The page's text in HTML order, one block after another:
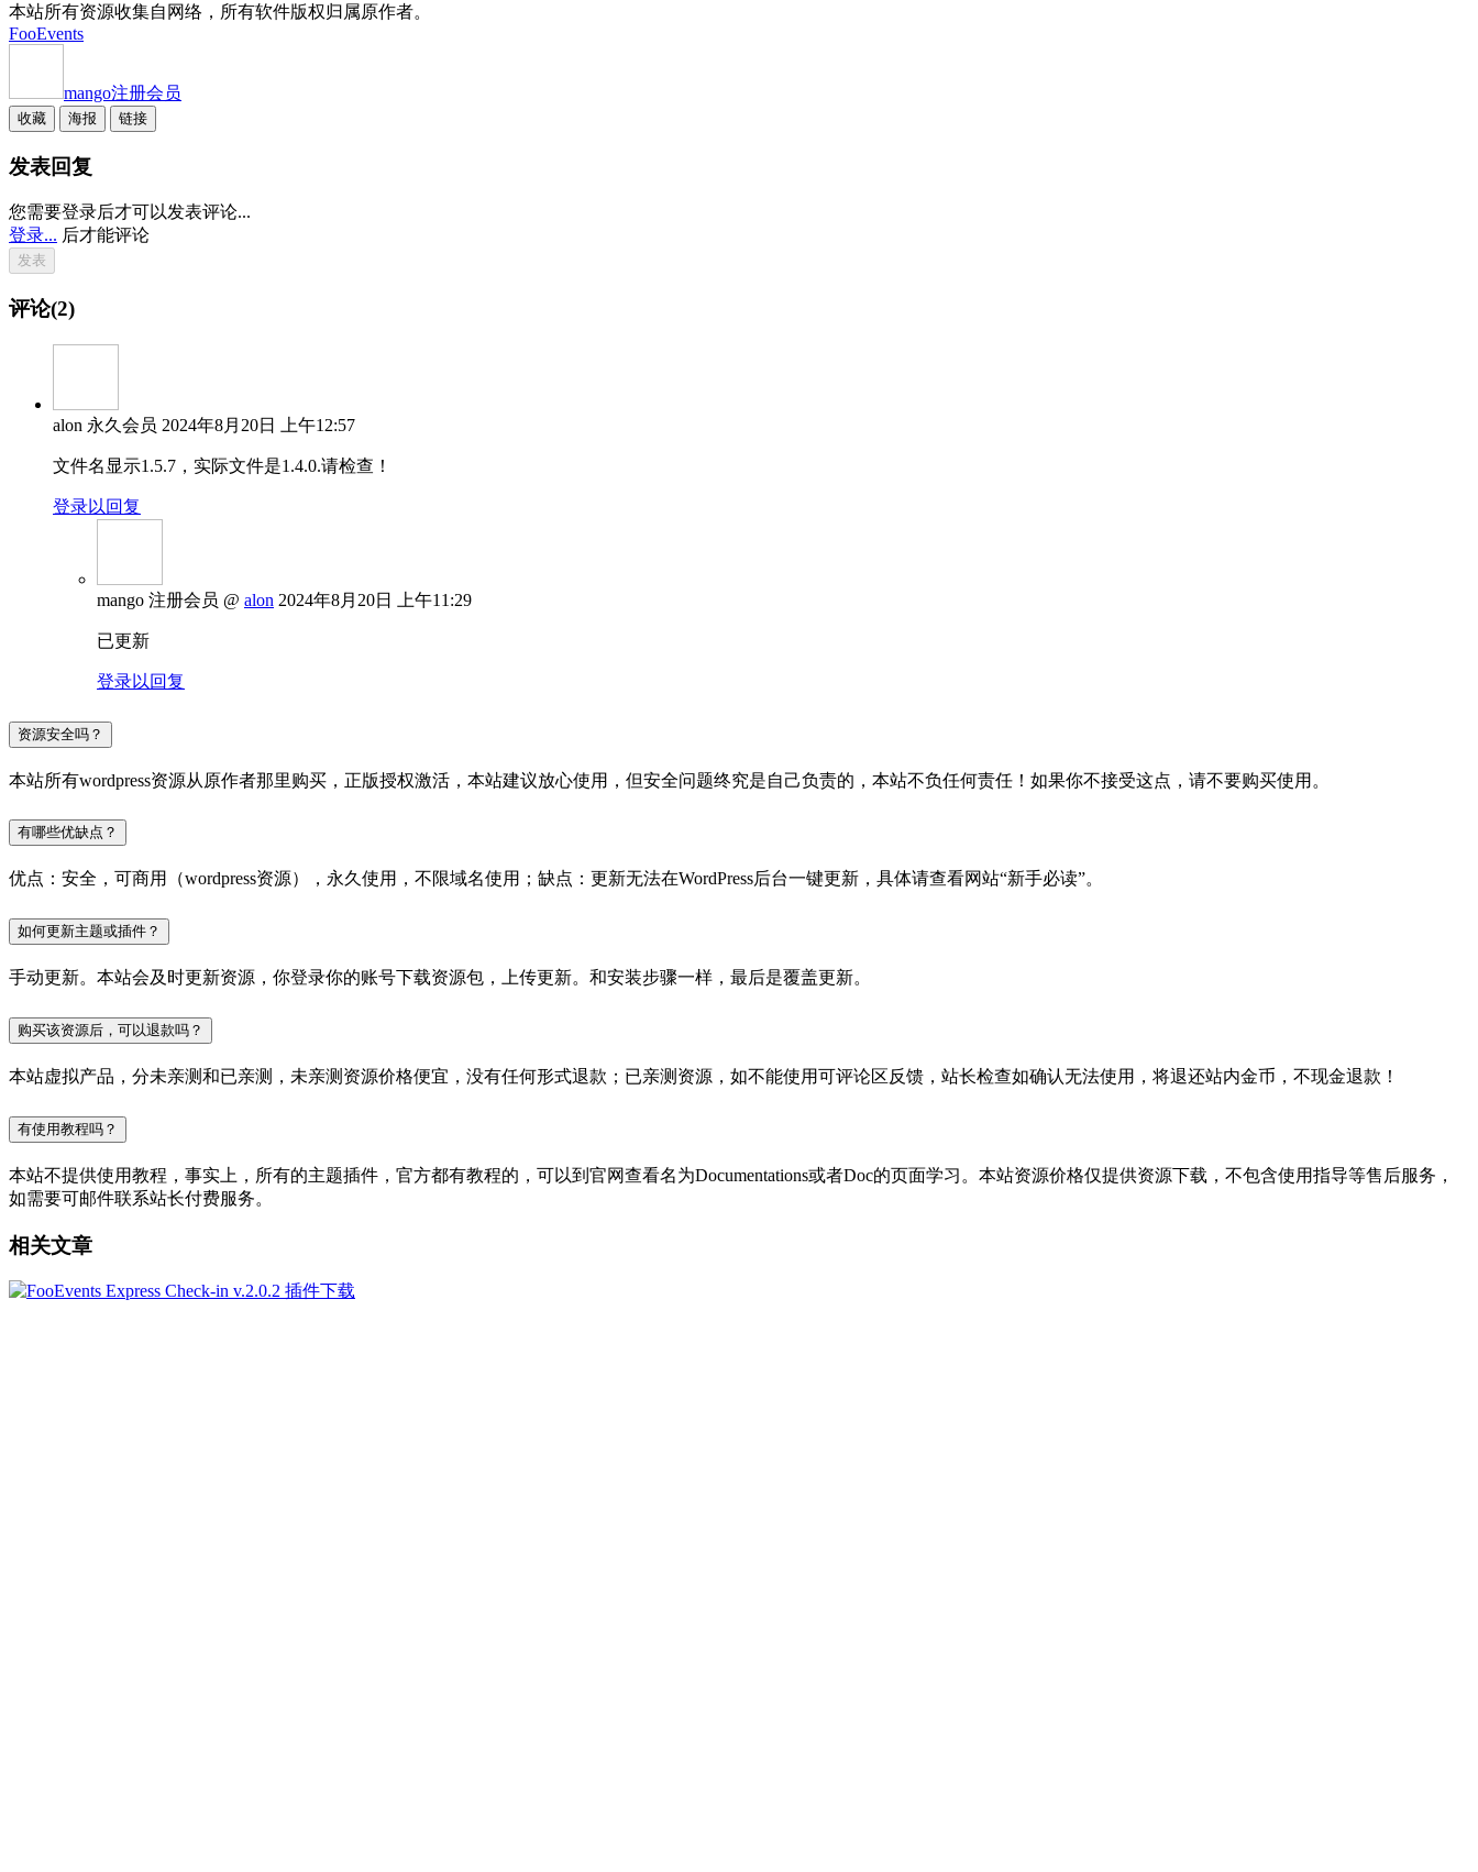
本站所有资源收集自网络，所有软件版权归属原作者。
FooEvents
mango注册会员
收藏 海报 链接
发表回复
您需要登录后才可以发表评论...
登录... 后才能评论
评论(2)
alon 永久会员 2024年8月20日 上午12:57
文件名显示1.5.7，实际文件是1.4.0.请检查！
登录以回复
mango 注册会员 @ alon 2024年8月20日 上午11:29
已更新
登录以回复
资源安全吗？
本站所有wordpress资源从原作者那里购买，正版授权激活，本站建议放心使用，但安全问题终究是自己负责的，本站不负任何责任！如果你不接受这点，请不要购买使用。
有哪些优缺点？
优点：安全，可商用（wordpress资源），永久使用，不限域名使用；缺点：更新无法在WordPress后台一键更新，具体请查看网站“新手必读”。
如何更新主题或插件？
手动更新。本站会及时更新资源，你登录你的账号下载资源包，上传更新。和安装步骤一样，最后是覆盖更新。
购买该资源后，可以退款吗？
本站虚拟产品，分未亲测和已亲测，未亲测资源价格便宜，没有任何形式退款；已亲测资源，如不能使用可评论区反馈，站长检查如确认无法使用，将退还站内金币，不现金退款！
有使用教程吗？
本站不提供使用教程，事实上，所有的主题插件，官方都有教程的，可以到官网查看名为Documentations或者Doc的页面学习。本站资源价格仅提供资源下载，不包含使用指导等售后服务，
如需要可邮件联系站长付费服务。
相关文章